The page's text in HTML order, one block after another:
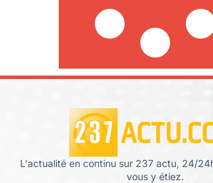
L'actualité en continu sur 237 actu, 24/
vous y étiez.